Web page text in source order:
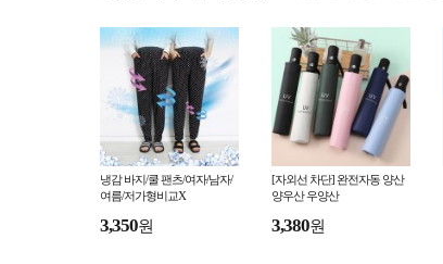
냉감 바지/쿨 팬츠/여자/남자/
여름/저가형비교X
3,350원
[자외선 차단] 완전자동 양산
양우산 우양산
3,380원